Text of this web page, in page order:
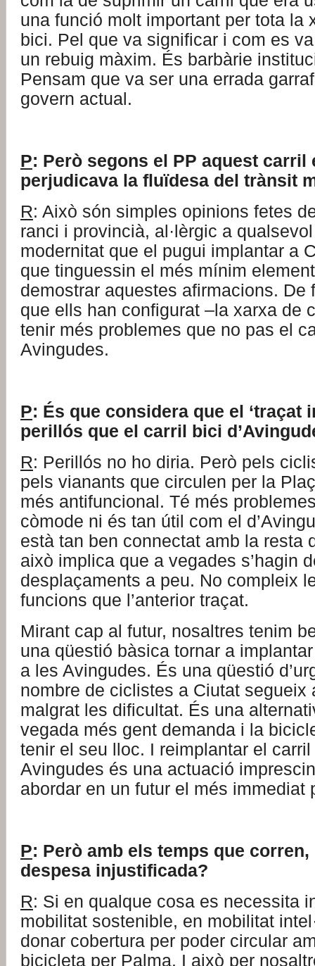
una funció molt important per tota la
bici. Pel que va significar i com es
un rebuig màxim. És barbàrie
Pensam que va ser una errada
govern actual.
P: Però segons el PP aquest carril
perjudicava la fluïdesa del trànsit
R: Això són simples opinions fetes
ranci i provincià, al·lèrgic a
modernitat que el pugui implantar a
que tinguessin el més mínim
demostrar aquestes afirmacions. De
que ells han configurat –la xarxa de
tenir més problemes que no pas el
Avingudes.
P: És que considera que el ‘traçat
perillós que el carril bici
R: Perillós no ho diria. Però pels
pels vianants que circulen per la
més antifuncional. Té més
còmode ni és tan útil com el
està tan ben connectat amb la resta
això implica que a vegades s’hagin
desplaçaments a peu. No compleix
funcions que l’anterior traçat.
Mirant cap al futur, nosaltres tenim
una qüestió bàsica tornar a
a les Avingudes. És una qüestió
nombre de ciclistes a Ciutat segueix
malgrat les dificultat. És una
vegada més gent demanda i la
tenir el seu lloc. I reimplantar el
Avingudes és una actuació
abordar en un futur el més immediat
P: Però amb els temps que
despesa injustificada?
R: Si en qualque cosa es necessita
mobilitat sostenible, en mobilitat
donar cobertura per poder circular
bicicleta per Palma. I això per